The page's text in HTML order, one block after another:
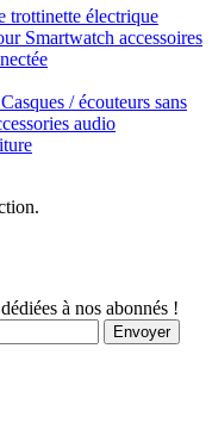
trottinette électrique
Smartwatch accessoires
Casques / écouteurs sans
audio
à nos abonnés !